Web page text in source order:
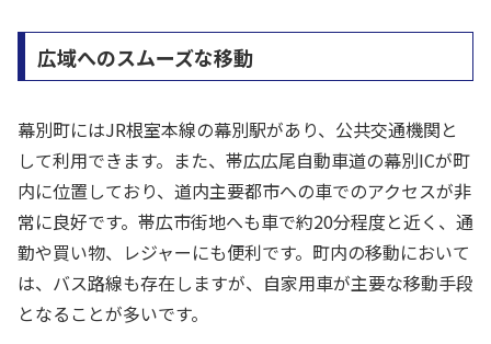
広域へのスムーズな移動
幕別町にはJR根室本線の幕別駅があり、公共交通機関と
して利用できます。また、帯広広尾自動車道の幕別ICが町
内に位置しており、道内主要都市への車でのアクセスが非
常に良好です。帯広市街地へも車で約20分程度と近く、通
勤や買い物、レジャーにも便利です。町内の移動において
は、バス路線も存在しますが、自家用車が主要な移動手段
となることが多いです。